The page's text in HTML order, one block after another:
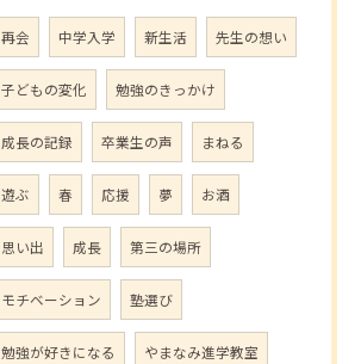
再会 中学入学 新生活 先生の想い
子どもの変化 勉強のきっかけ
成長の記録 卒業生の声 まねる
遊ぶ 春 応援 夢 お酒
思い出 成長 第三の場所
モチベーション 塾選び
勉強が好きになる やまなみ進学教室